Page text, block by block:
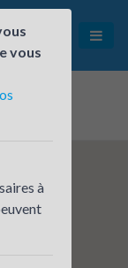
l'Ain
vous
à